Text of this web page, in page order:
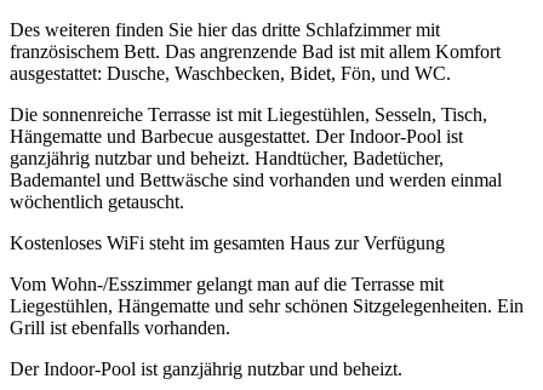
Des weiteren finden Sie hier das dritte Schlafzimmer mit
französischem Bett. Das angrenzende Bad ist mit allem Komfort
ausgestattet: Dusche, Waschbecken, Bidet, Fön, und WC.
Die sonnenreiche Terrasse ist mit Liegestühlen, Sesseln, Tisch,
Hängematte und Barbecue ausgestattet. Der Indoor-Pool ist
ganzjährig nutzbar und beheizt. Handtücher, Badetücher,
Bademantel und Bettwäsche sind vorhanden und werden einmal
wöchentlich getauscht.
Kostenloses WiFi steht im gesamten Haus zur Verfügung
Vom Wohn-/Esszimmer gelangt man auf die Terrasse mit
Liegestühlen, Hängematte und sehr schönen Sitzgelegenheiten. Ein
Grill ist ebenfalls vorhanden.
Der Indoor-Pool ist ganzjährig nutzbar und beheizt.